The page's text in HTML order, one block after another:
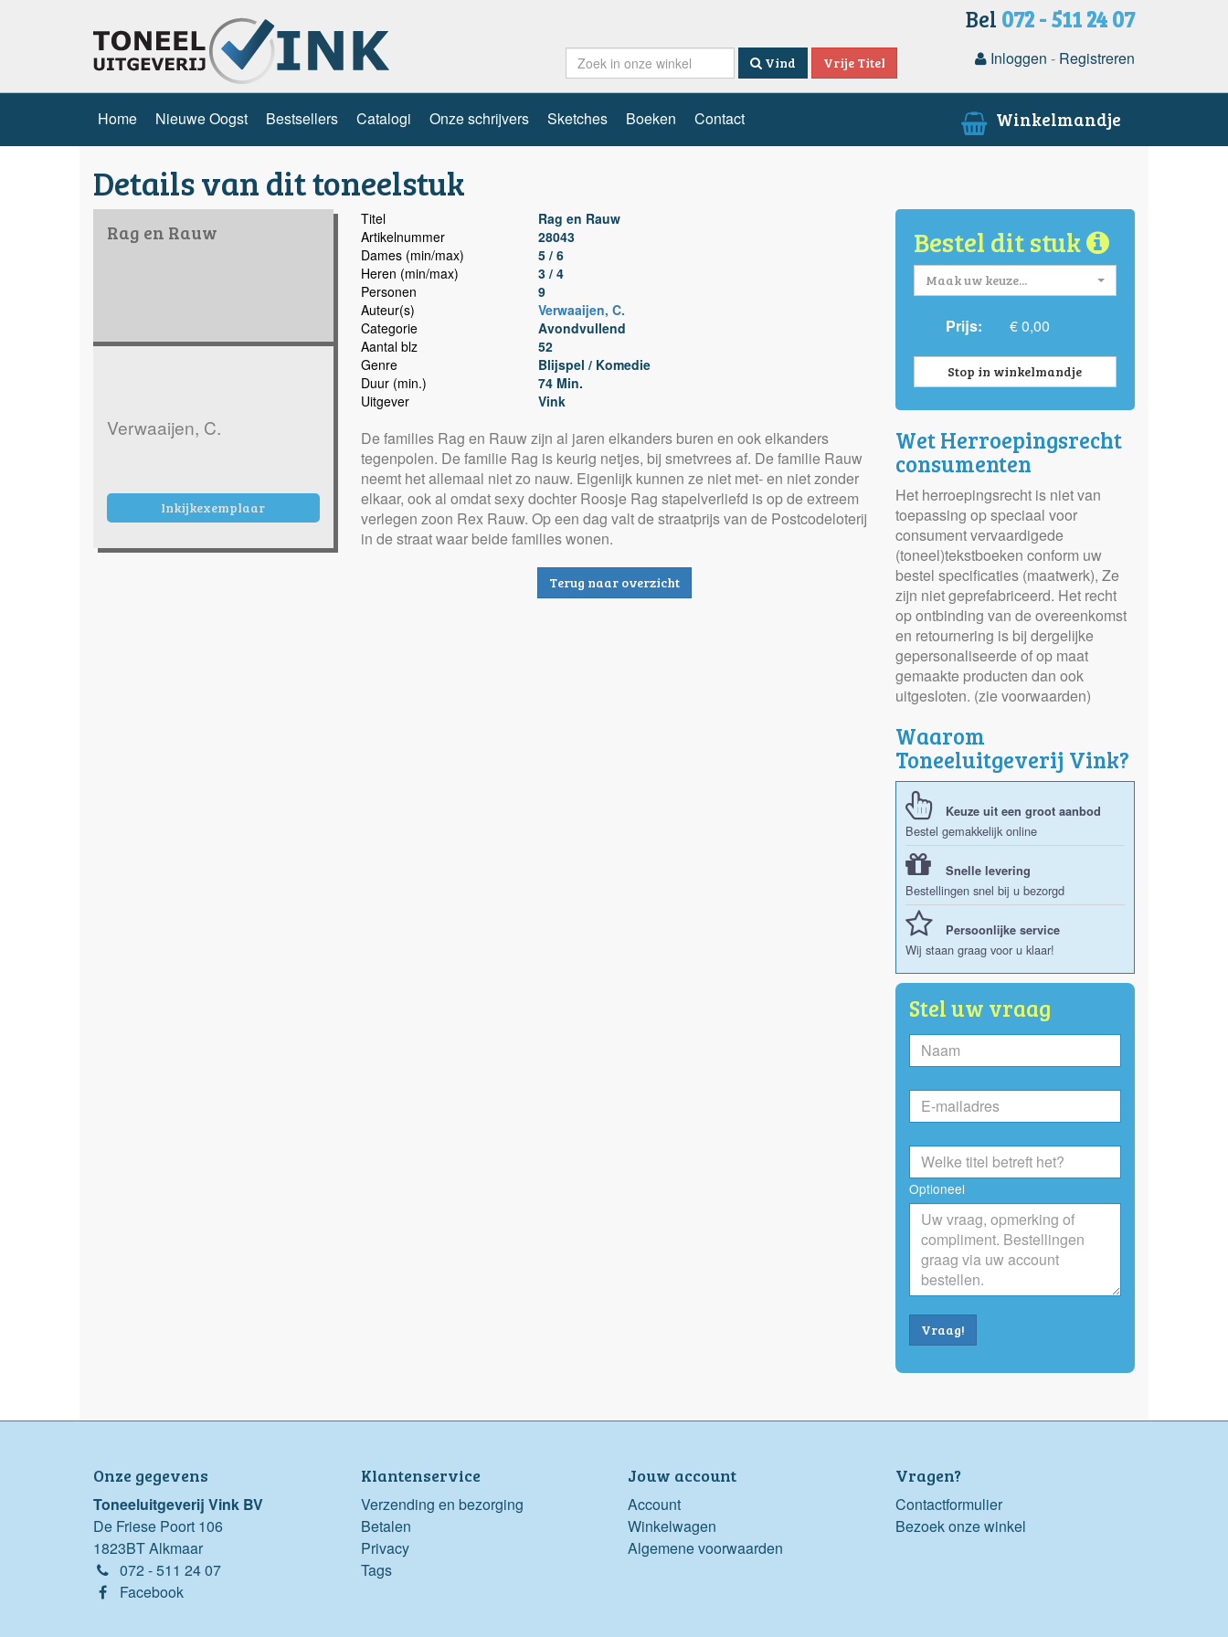
Bel 072 - 511 24 07
Vind Vrije Titel Inloggen - Registreren
Home Nieuwe Oogst Bestsellers Catalogi Onze schrijvers Sketches Boeken Contact Winkelmandje
Details van dit toneelstuk
Rag en Rauw
Verwaaijen, C.
Inkijkexemplaar
Titel
Rag en Rauw
Artikelnummer
28043
Dames (min/max)
5 / 6
Heren (min/max)
3 / 4
Personen
9
Auteur(s)
Verwaaijen, C.
Categorie
Avondvullend
Aantal blz
52
Genre
Blijspel / Komedie
Duur (min.)
74 Min.
Uitgever
Vink
De families Rag en Rauw zijn al jaren elkanders buren en ook elkanders
tegenpolen. De familie Rag is keurig netjes, bij smetvrees af. De familie Rauw
neemt het allemaal niet zo nauw. Eigenlijk kunnen ze niet met- en niet zonder
elkaar, ook al omdat sexy dochter Roosje Rag stapelverliefd is op de extreem
verlegen zoon Rex Rauw. Op een dag valt de straatprijs van de Postcodeloterij
in de straat waar beide families wonen.
Terug naar overzicht
Bestel dit stuk
Maak uw keuze...
Prijs: € 0,00
Stop in winkelmandje
Wet Herroepingsrecht
consumenten
Het herroepingsrecht is niet van
toepassing op speciaal voor
consument vervaardigede
(toneel)tekstboeken conform uw
bestel specificaties (maatwerk), Ze
zijn niet geprefabriceerd. Het recht
op ontbinding van de overeenkomst
en retournering is bij dergelijke
gepersonaliseerde of op maat
gemaakte producten dan ook
uitgesloten. (zie voorwaarden)
Waarom
Toneeluitgeverij Vink?
Keuze uit een groot aanbod
Bestel gemakkelijk online
Snelle levering
Bestellingen snel bij u bezorgd
Persoonlijke service
Wij staan graag voor u klaar!
Stel uw vraag
Optioneel
Vraag!
Onze gegevens
Toneeluitgeverij Vink BV
De Friese Poort 106
1823BT Alkmaar
072 - 511 24 07
Facebook
Klantenservice
Verzending en bezorging
Betalen
Privacy
Tags
Jouw account
Account
Winkelwagen
Algemene voorwaarden
Vragen?
Contactformulier
Bezoek onze winkel